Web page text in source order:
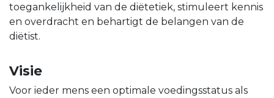
toegankelijkheid van de diëtetiek, stimuleert kennis
en overdracht en behartigt de belangen van de
diëtist.
Visie
Voor ieder mens een optimale voedingsstatus als